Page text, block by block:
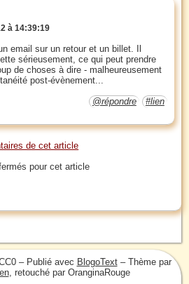
à 14:39:19
email sur un retour et un billet. Il
sérieusement, ce qui peut prendre
de choses à dire - malheureusement
post-évènement...
@répondre
#lien
de cet article
pour cet article
– Publié avec BlogoText– Thème par
, retouché par OranginaRouge